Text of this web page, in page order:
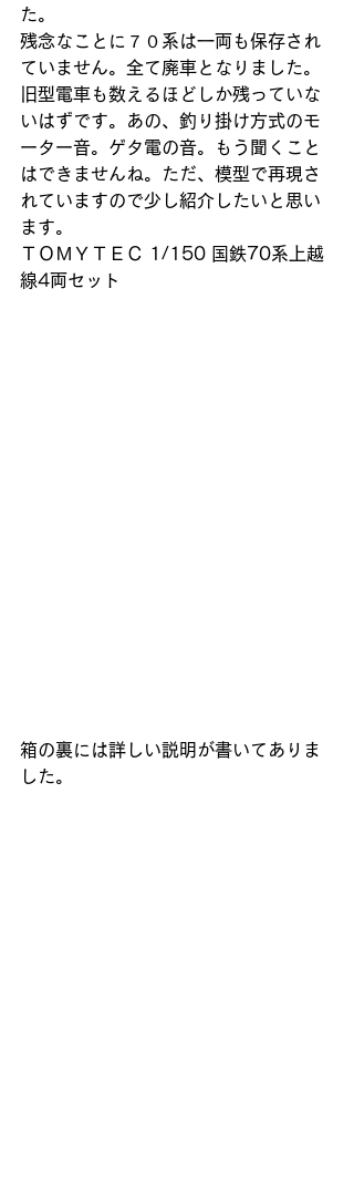
た。
残念なことに７０系は一両も保存され
ていません。全て廃車となりました。
旧型電車も数えるほどしか残っていな
いはずです。あの、釣り掛け方式のモ
ーター音。ゲタ電の音。もう聞くこと
はできませんね。ただ、模型で再現さ
れていますので少し紹介したいと思い
ます。
ＴＯＭＹＴＥＣ 1/150 国鉄70系上越
線4両セット
箱の裏には詳しい説明が書いてありま
した。